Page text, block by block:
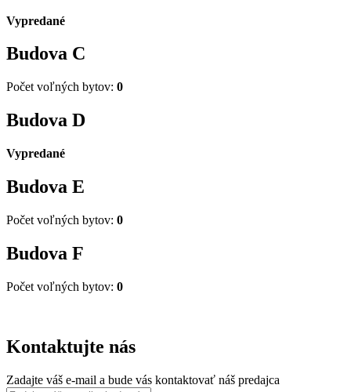
Vypredané
Budova C
Počet voľných bytov: 0
Budova D
Vypredané
Budova E
Počet voľných bytov: 0
Budova F
Počet voľných bytov: 0
Kontaktujte nás
Zadajte váš e-mail a bude vás kontaktovať náš predajca